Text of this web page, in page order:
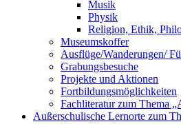
Musik
Physik
Religion, Ethik,
Museumskoffer
Ausflüge/Wanderungen/
Grabungsbesuche
Projekte und Aktionen
Fortbildungsmöglichkeiten
Fachliteratur zum Thema
Außerschulische Lernorte zum